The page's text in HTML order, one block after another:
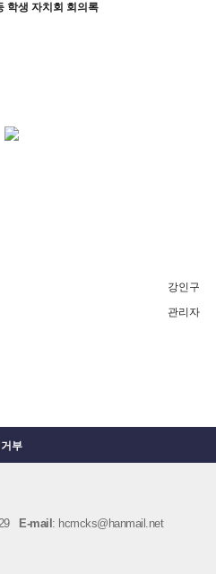
학생 자치회 회의록
강인구
관리자
부
E-mail : hcmcks@hanmail.net